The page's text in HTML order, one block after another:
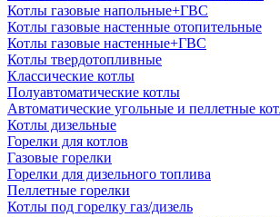
Котлы газовые напольные+ГВС
Котлы газовые настенные отопительные
Котлы газовые настенные+ГВС
Котлы твердотопливные
Классические котлы
Полуавтоматические котлы
Автоматические угольные и пеллетные
Котлы дизельные
Горелки для котлов
Газовые горелки
Горелки для дизельного топлива
Пеллетные горелки
Котлы под горелку газ/дизель